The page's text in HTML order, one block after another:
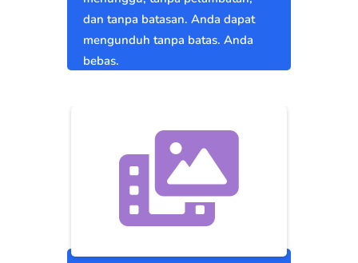
dan tanpa batasan. Anda dapat
mengunduh tanpa batas. Anda
bebas.